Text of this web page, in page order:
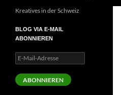
Kreatives in der Schweiz
BLOG VIA E-MAIL
ABONNIEREN
E-
Mail-
Adresse
ABONNIEREN